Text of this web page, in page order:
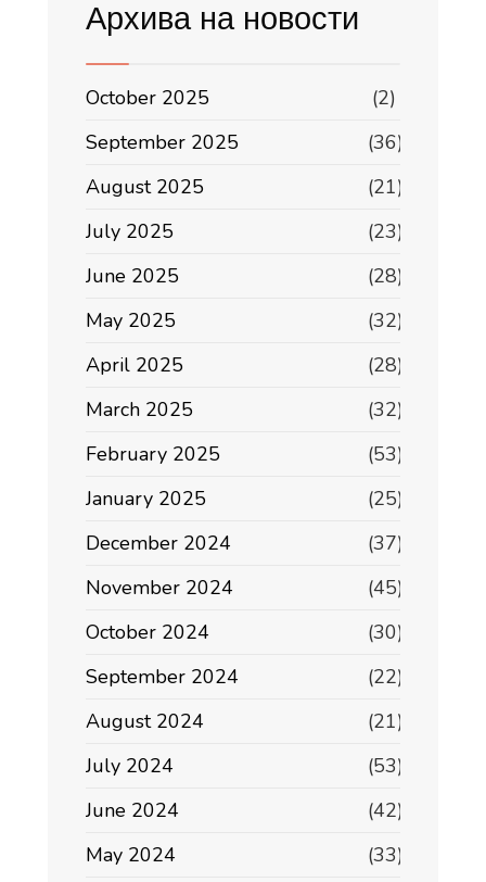
Архива на новости
October 2025
(2)
September 2025
(36)
August 2025
(21)
July 2025
(23)
June 2025
(28)
May 2025
(32)
April 2025
(28)
March 2025
(32)
February 2025
(53)
January 2025
(25)
December 2024
(37)
November 2024
(45)
October 2024
(30)
September 2024
(22)
August 2024
(21)
July 2024
(53)
June 2024
(42)
May 2024
(33)